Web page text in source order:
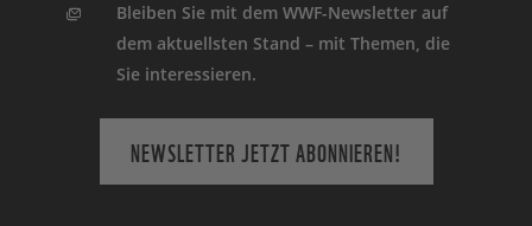
Bleiben Sie mit dem WWF-Newsletter auf
dem aktuellsten Stand – mit Themen, die
Sie interessieren.
NEWSLETTER JETZT ABONNIEREN!